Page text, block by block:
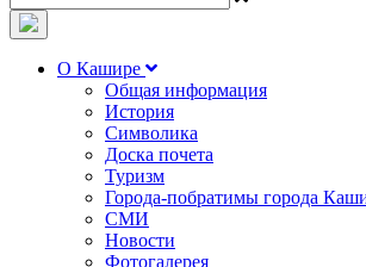
О Кашире
Общая информация
История
Символика
Доска почета
Туризм
Города-побратимы города
СМИ
Новости
Фотогалерея